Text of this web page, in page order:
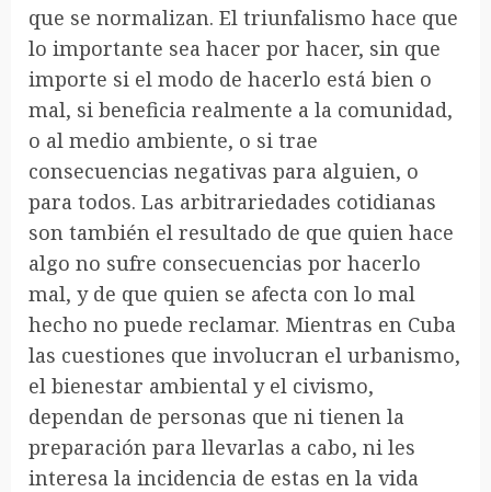
que se normalizan. El triunfalismo hace que
lo importante sea hacer por hacer, sin que
importe si el modo de hacerlo está bien o
mal, si beneficia realmente a la comunidad,
o al medio ambiente, o si trae
consecuencias negativas para alguien, o
para todos. Las arbitrariedades cotidianas
son también el resultado de que quien hace
algo no sufre consecuencias por hacerlo
mal, y de que quien se afecta con lo mal
hecho no puede reclamar. Mientras en Cuba
las cuestiones que involucran el urbanismo,
el bienestar ambiental y el civismo,
dependan de personas que ni tienen la
preparación para llevarlas a cabo, ni les
interesa la incidencia de estas en la vida